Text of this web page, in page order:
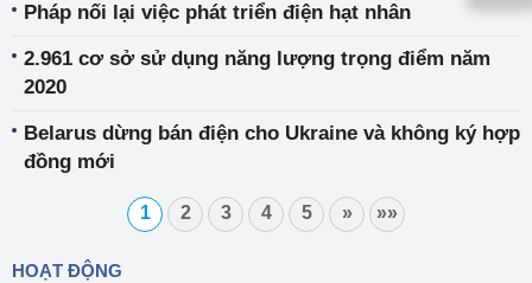
Pháp nối lại việc phát triển điện hạt nhân
2.961 cơ sở sử dụng năng lượng trọng điểm năm
2020
Belarus dừng bán điện cho Ukraine và không ký hợp
đồng mới
1 2 3 4 5 » »»
HOẠT ĐỘNG